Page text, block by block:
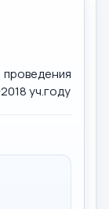
уч.году